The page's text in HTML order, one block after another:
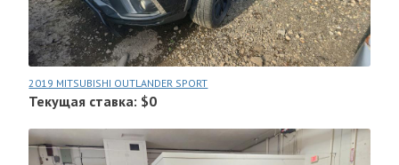
2019 MITSUBISHI OUTLANDER SPORT
Текущая ставка: $0